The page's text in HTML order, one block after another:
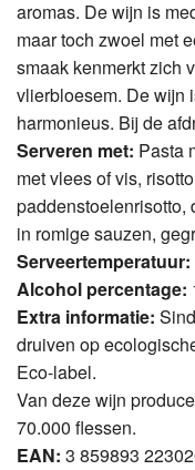
aromas. De wijn is
maar toch zwoel met
smaak kenmerkt zich
vlierbloesem. De wijn
harmonieus. Bij de
Serveren met: Pasta
met vlees of vis,
paddenstoelenrisotto,
in romige sauzen,
Serveertemperatuur:
Alcohol percentage:
Extra informatie:
druiven op
Eco-label.
Van deze wijn
70.000 flessen.
EAN: 3 859893